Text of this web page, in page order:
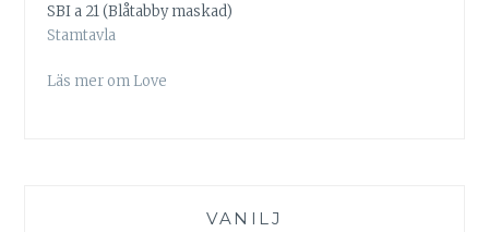
SBI a 21 (Blåtabby maskad)
Stamtavla
Läs mer om Love
VANILJ